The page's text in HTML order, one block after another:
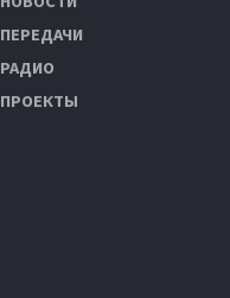
ПЕРЕДАЧИ
РАДИО
ПРОЕКТЫ